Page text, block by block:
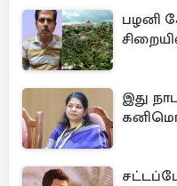
பழனி
இது